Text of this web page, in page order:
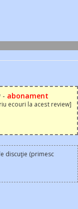
- abonament
ecouri la acest review]
discuţie (primesc